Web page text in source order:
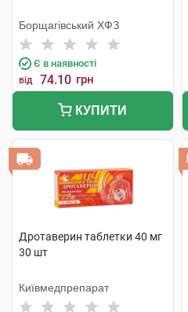
Борщагівський ХФЗ
Є в наявності
від 74.10 грн
КУПИТИ
Дротаверин таблетки 40 мг
30 шт
Київмедпрепарат